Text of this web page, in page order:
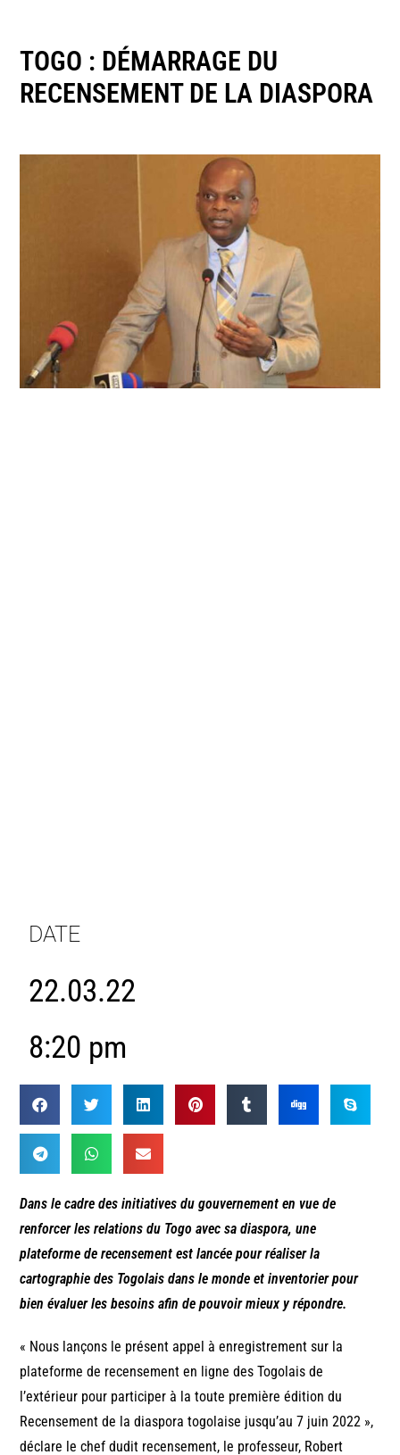
TOGO : DÉMARRAGE DU
RECENSEMENT DE LA DIASPORA
DATE
22.03.22
8:20 pm
Dans le cadre des initiatives du gouvernement en vue de
renforcer les relations du Togo avec sa diaspora, une
plateforme de recensement est lancée pour réaliser la
cartographie des Togolais dans le monde et inventorier pour
bien évaluer les besoins afin de pouvoir mieux y répondre.
« Nous lançons le présent appel à enregistrement sur la
plateforme de recensement en ligne des Togolais de
l’extérieur pour participer à la toute première édition du
Recensement de la diaspora togolaise jusqu’au 7 juin 2022 »,
déclare le chef dudit recensement, le professeur, Robert